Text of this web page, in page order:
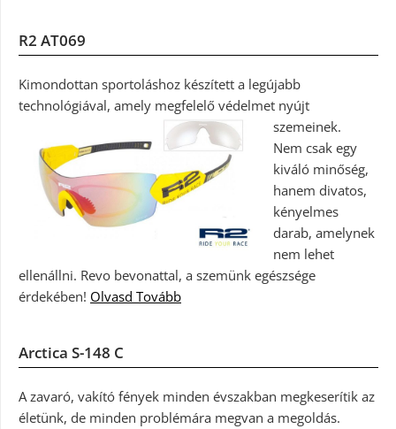
R2 AT069
Kimondottan sportoláshoz készített a legújabb
technológiával, amely megfelelő védelmet nyújt
szemeinek.
Nem csak egy
kiváló minőség,
hanem divatos,
kényelmes
darab, amelynek
nem lehet
ellenállni. Revo bevonattal, a szemünk egészsége
érdekében! Olvasd Tovább
Arctica S-148 C
A zavaró, vakító fények minden évszakban megkeserítik az
életünk, de minden problémára megvan a megoldás.